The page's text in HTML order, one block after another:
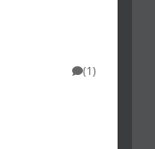
(1)